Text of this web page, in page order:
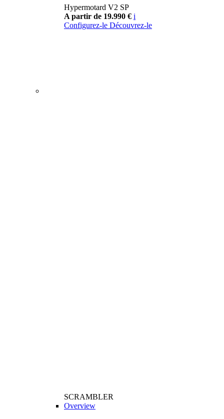
Hypermotard V2 SP
A partir de 19.990 € i
Configurez-le Découvrez-le
SCRAMBLER
Overview